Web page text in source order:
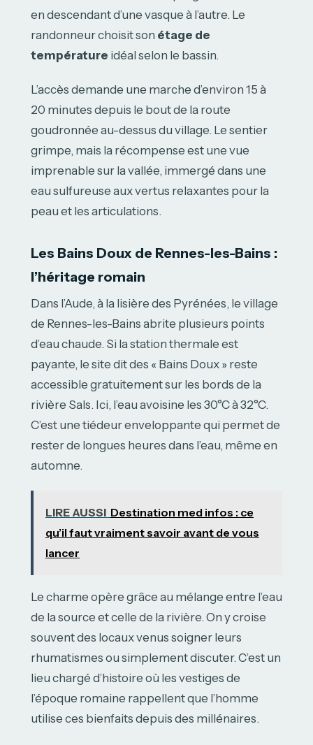
en descendant d’une vasque à l’autre. Le
randonneur choisit son étage de
température idéal selon le bassin.
L’accès demande une marche d’environ 15 à
20 minutes depuis le bout de la route
goudronnée au-dessus du village. Le sentier
grimpe, mais la récompense est une vue
imprenable sur la vallée, immergé dans une
eau sulfureuse aux vertus relaxantes pour la
peau et les articulations.
Les Bains Doux de Rennes-les-Bains :
l’héritage romain
Dans l’Aude, à la lisière des Pyrénées, le village
de Rennes-les-Bains abrite plusieurs points
d’eau chaude. Si la station thermale est
payante, le site dit des « Bains Doux » reste
accessible gratuitement sur les bords de la
rivière Sals. Ici, l’eau avoisine les 30°C à 32°C.
C’est une tiédeur enveloppante qui permet de
rester de longues heures dans l’eau, même en
automne.
LIRE AUSSI Destination med infos : ce
qu’il faut vraiment savoir avant de vous
lancer
Le charme opère grâce au mélange entre l’eau
de la source et celle de la rivière. On y croise
souvent des locaux venus soigner leurs
rhumatismes ou simplement discuter. C’est un
lieu chargé d’histoire où les vestiges de
l’époque romaine rappellent que l’homme
utilise ces bienfaits depuis des millénaires.